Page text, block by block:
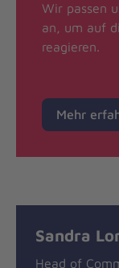
Wir passen
an, um auf
reagieren.
Mehr
Sandra
Head of